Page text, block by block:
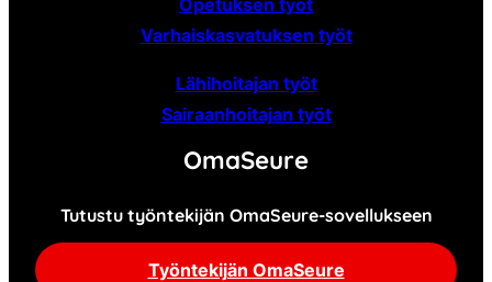
Varhaiskasvatuksen työt
Lähihoitajan työt
Sairaanhoitajan työt
OmaSeure
Tutustu työntekijän OmaSeure-sovellukseen
Työntekijän OmaSeure